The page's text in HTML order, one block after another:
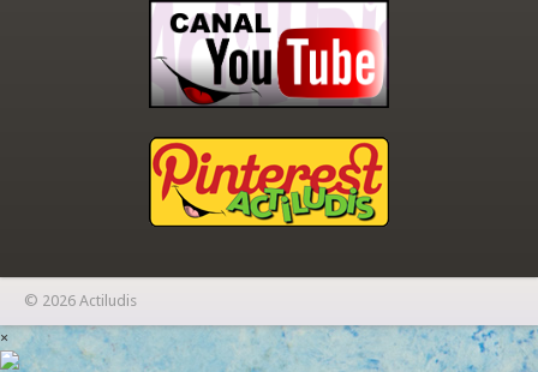
© 2026 Actiludis
×